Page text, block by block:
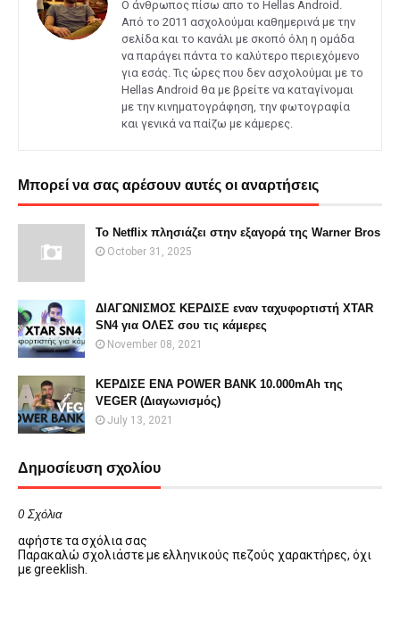
Ο άνθρωπος πίσω απο το Hellas Android.
Από το 2011 ασχολούμαι καθημερινά με την
σελίδα και το κανάλι με σκοπό όλη η ομάδα
να παράγει πάντα το καλύτερο περιεχόμενο
για εσάς. Τις ώρες που δεν ασχολούμαι με το
Hellas Android θα με βρείτε να καταγίνομαι
με την κινηματογράφηση, την φωτογραφία
και γενικά να παίζω με κάμερες.
Μπορεί να σας αρέσουν αυτές οι αναρτήσεις
Το Netflix πλησιάζει στην εξαγορά της Warner Bros
October 31, 2025
ΔΙΑΓΩΝΙΣΜΟΣ ΚΕΡΔΙΣΕ εναν ταχυφορτιστή XTAR
SN4 για ΟΛΕΣ σου τις κάμερες
November 08, 2021
ΚΕΡΔΙΣΕ ΕΝΑ POWER BANK 10.000mAh της
VEGER (Διαγωνισμός)
July 13, 2021
Δημοσίευση σχολίου
0 Σχόλια
αφήστε τα σχόλια σας
Παρακαλώ σχολιάστε με ελληνικούς πεζούς χαρακτήρες, όχι
με greeklish.